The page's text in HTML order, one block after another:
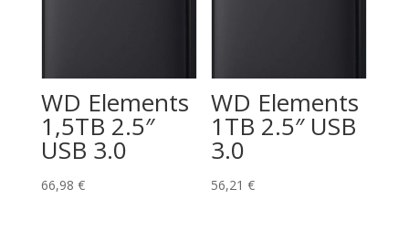
WD Elements
1,5TB 2.5″
USB 3.0
66,98 €
WD Elements
1TB 2.5″ USB
3.0
56,21€